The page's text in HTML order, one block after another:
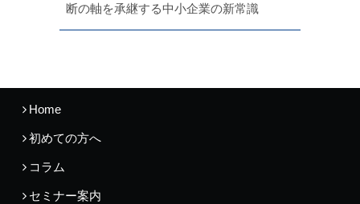
断の軸を承継する中小企業の新常識
Home
初めての方へ
コラム
セミナー案内